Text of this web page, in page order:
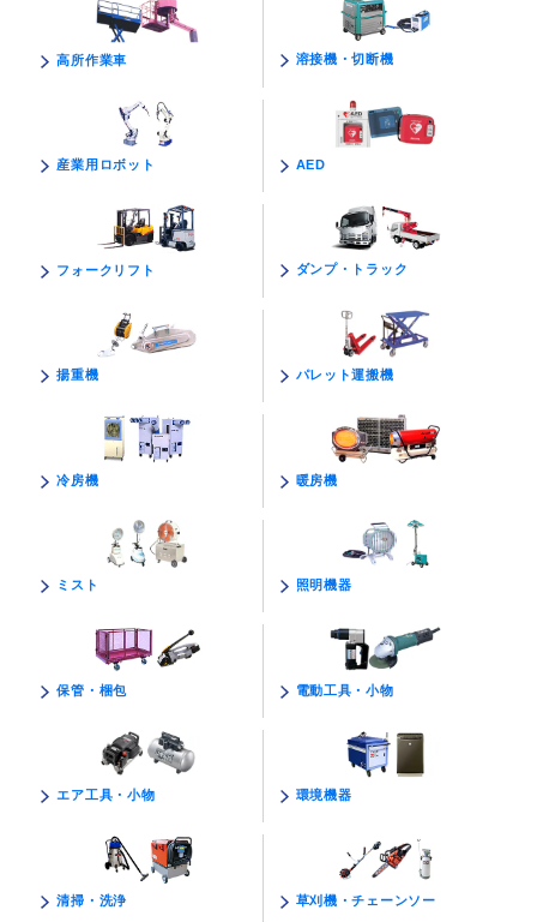
高所作業車 溶接機・切断機
産業用ロボット AED
フォークリフト ダンプ・トラック
揚重機 パレット運搬機
冷房機 暖房機
ミスト 照明機器
保管・梱包 電動工具・小物
エア工具・小物 環境機器
清掃・洗浄 草刈機・チェーンソー